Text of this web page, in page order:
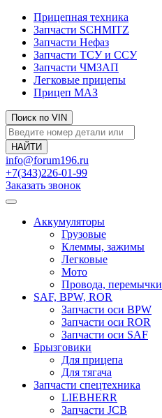
Прицепная техника
Запчасти SCHMITZ
Запчасти Нефаз
Запчасти ТСУ и ССУ
Запчасти ЧМЗАП
Легковые прицепы
Прицеп МАЗ
Поиск по VIN
info@forum196.ru
+7(343)226-01-99
Заказать звонок
Аккумуляторы
Грузовые
Клеммы, зажимы
Легковые
Мото
Провода, перемычки
SAF, BPW, ROR
Запчасти оси BPW
Запчасти оси ROR
Запчасти оси SAF
Брызговики
Для прицепа
Для тягача
Запчасти спецтехника
LIEBHERR
Запчасти JCB